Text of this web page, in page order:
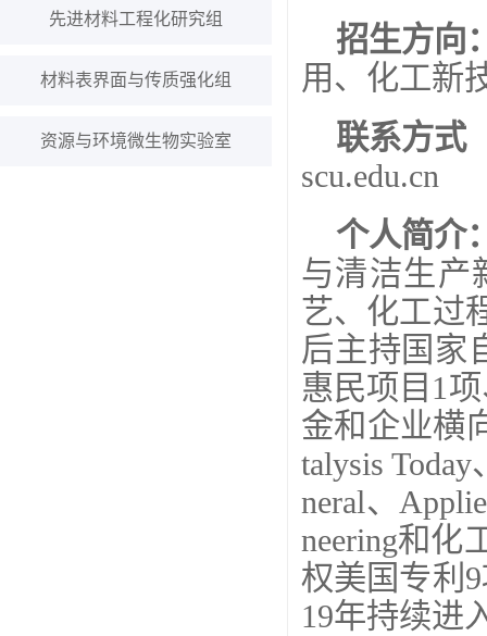
先进材料工程化研究组
材料表界面与传质强化组
资源与环境微生物实验室
招生方向
用、化工新
联系方式
scu.edu.cn
个人简介
与清洁生产
艺、化工过
后主持国家
惠民项目 1
金和企业横
talysis Today
neral、
neering和化
权美国专利 9
19年持续进